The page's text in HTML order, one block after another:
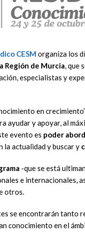
CESM organiza los
Región de Murcia, que
especialistas y
en
ayudar y apoyar, al
evento es poder
la actualidad y buscar y
-que se está
e internacionales,
otros.
se encontrarán tanto
conocimiento en el